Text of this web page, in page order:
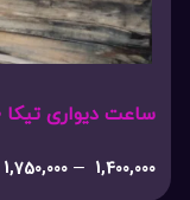
ساعت دیواری تیکا 660
1,400,000
–
1,750,000